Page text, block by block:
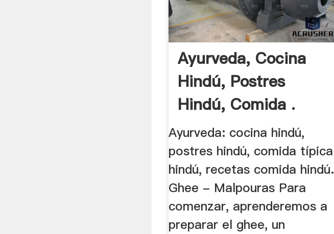
Ayurveda, Cocina
Hindú, Postres
Hindú, Comida .
Ayurveda: cocina hindú,
postres hindú, comida típica
hindú, recetas comida hindú.
Ghee - Malpouras Para
comenzar, aprenderemos a
preparar el ghee, un